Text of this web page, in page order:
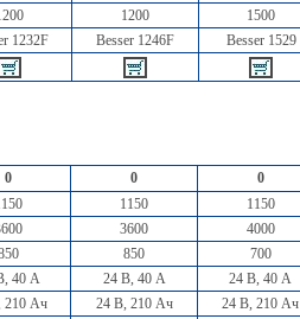
1200 1500
1232F Besser 1246F Besser 1529
0 0 0
1150 1150
3600 4000
850 700
40 А 24 В, 40 А 24 В, 40 А
210 Ач 24 В, 210 Ач 24 В, 210 Ач